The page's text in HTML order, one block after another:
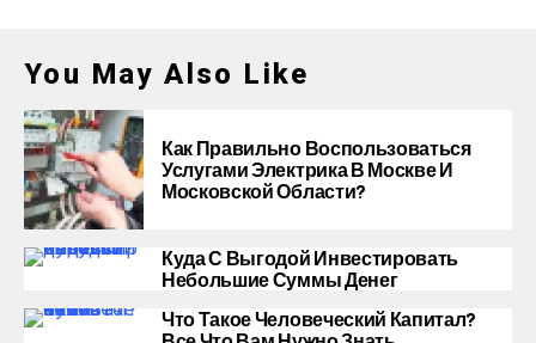
You May Also Like
Как Правильно Воспользоваться
Услугами Электрика В Москве И
Московской Области?
Куда С Выгодой Инвестировать
Небольшие Суммы Денег
Что Такое Человеческий Капитал?